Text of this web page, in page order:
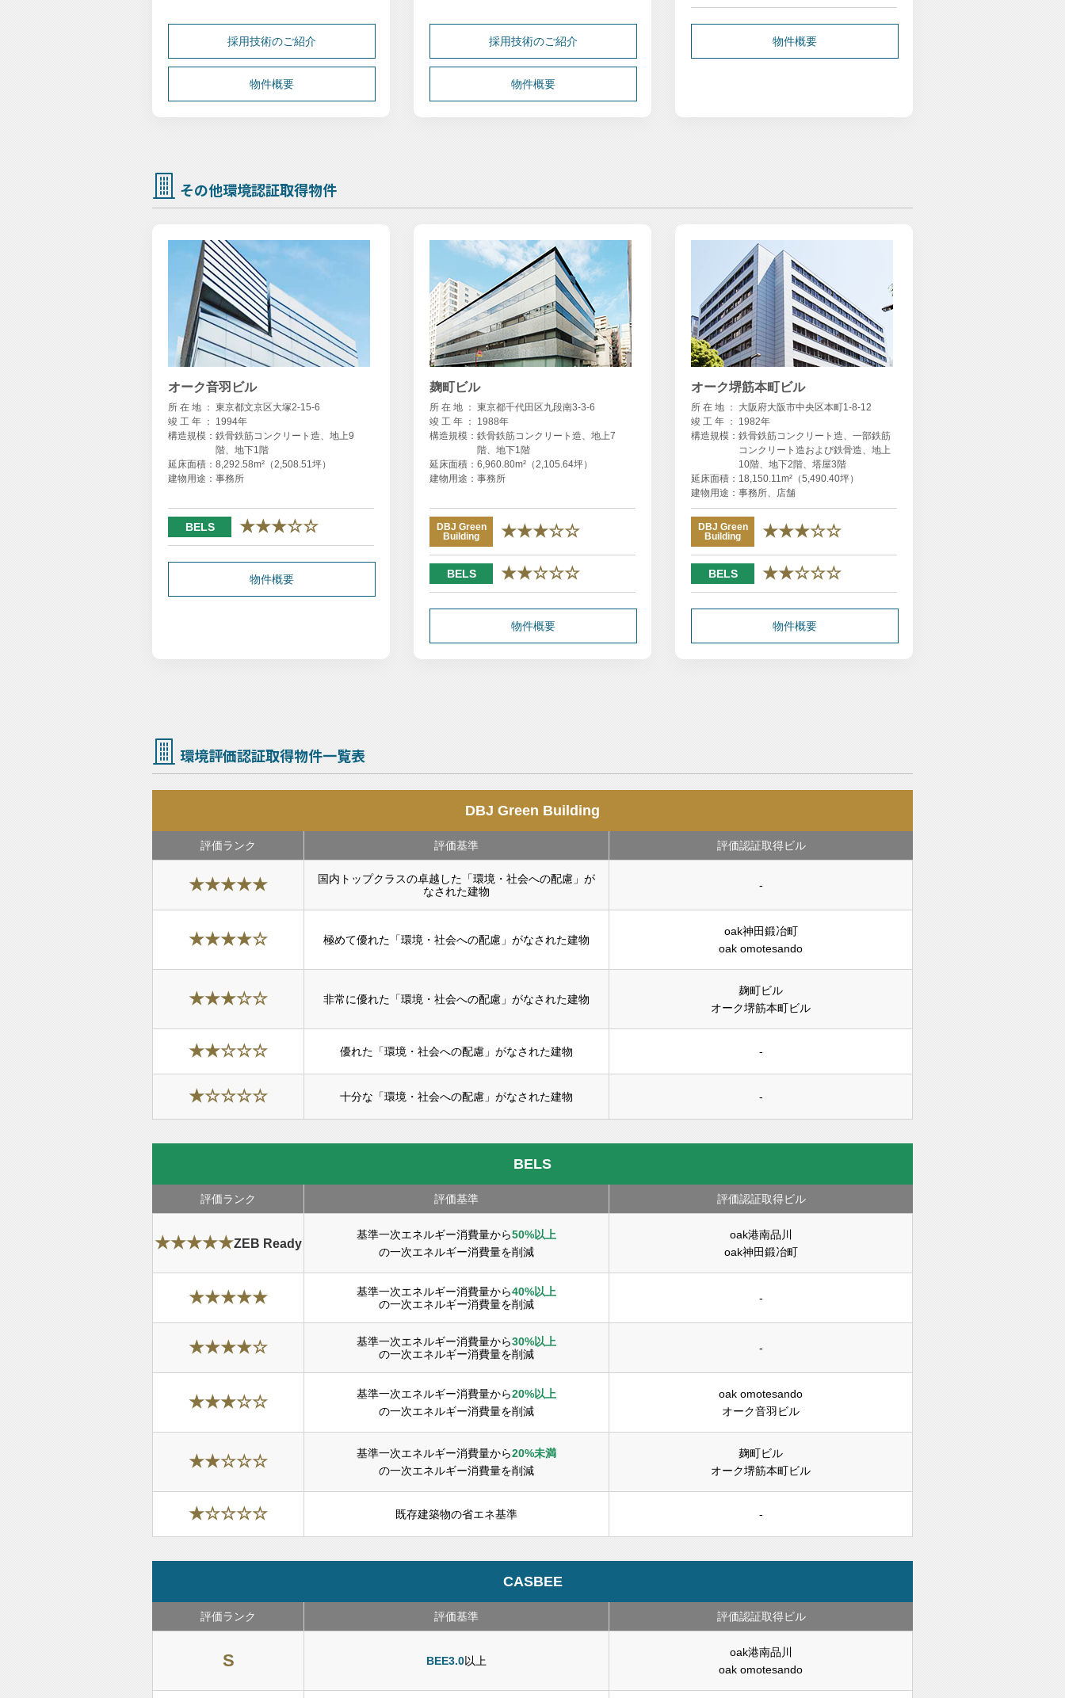
採用技術のご紹介
物件概要
採用技術のご紹介
物件概要
物件概要
その他環境認証取得物件
オーク音羽ビル
所 在 地 ： 東京都文京区大塚2-15-6
竣 工 年 ：
1994年
構造規模： 鉄骨鉄筋コンクリート造、地上9
階、地下1階
延床面積： 8,292.58m²（2,508.51坪）
建物用途： 事務所
BELS ★★★☆☆
物件概要
麹町ビル
所 在 地 ： 東京都千代田区九段南3-3-6
竣 工 年 ：
1988年
構造規模： 鉄骨鉄筋コンクリート造、地上7
階、地下1階
延床面積： 6,960.80m²（2,105.64坪）
建物用途： 事務所
DBJ Green
Building
★★★☆☆
BELS ★★☆☆☆
物件概要
オーク堺筋本町ビル
所 在 地 ：
大阪府大阪市中央区本町1-8-12
竣 工 年 ：
1982年
構造規模： 鉄骨鉄筋コンクリート造、一部鉄筋
コンクリート造および鉄骨造、地上
10階、地下2階、塔屋3階
延床面積： 18,150.11m²（5,490.40坪）
建物用途： 事務所、店舗
DBJ Green
Building
★★★☆☆
BELS ★★☆☆☆
物件概要
環境評価認証取得物件一覧表
DBJ Green Building
評価ランク 評価基準 評価認証取得ビル
★★★★★
国内トップクラスの卓越した「環境・社会への配慮」が
なされた建物
-
★★★★☆ 極めて優れた「環境・社会への配慮」がなされた建物
oak神田鍛冶町
oak omotesando
★★★☆☆ 非常に優れた「環境・社会への配慮」がなされた建物
麹町ビル
オーク堺筋本町ビル
★★☆☆☆ 優れた「環境・社会への配慮」がなされた建物 -
★☆☆☆☆ 十分な「環境・社会への配慮」がなされた建物 -
BELS
評価ランク 評価基準 評価認証取得ビル
★★★★★ZEB Ready
基準一次エネルギー消費量から50%以上
の一次エネルギー消費量を削減
oak港南品川
oak神田鍛冶町
★★★★★ 基準一次エネルギー消費量から40%以上
の一次エネルギー消費量を削減
-
★★★★☆ 基準一次エネルギー消費量から30%以上
の一次エネルギー消費量を削減
-
★★★☆☆ 基準一次エネルギー消費量から20%以上
の一次エネルギー消費量を削減
oak omotesando
オーク音羽ビル
★★☆☆☆ 基準一次エネルギー消費量から20%未満
の一次エネルギー消費量を削減
麹町ビル
オーク堺筋本町ビル
★☆☆☆☆ 既存建築物の省エネ基準 -
CASBEE
評価ランク 評価基準 評価認証取得ビル
S BEE3.0以上
oak港南品川
oak omotesando